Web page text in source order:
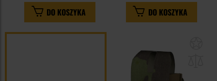
DO KOSZYKA DO KOSZYKA